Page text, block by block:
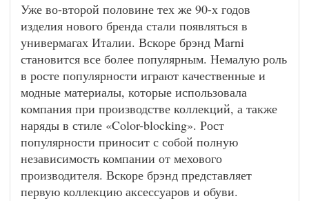
Уже во-второй половине тех же 90-х годов
изделия нового бренда стали появляться в
универмагах Италии. Вскоре брэнд Marni
становится все более популярным. Немалую роль
в росте популярности играют качественные и
модные материалы, которые использовала
компания при производстве коллекций, а также
наряды в стиле «Color-blocking». Рост
популярности приносит с собой полную
независимость компании от мехового
производителя. Вскоре брэнд представляет
первую коллекцию аксессуаров и обуви.